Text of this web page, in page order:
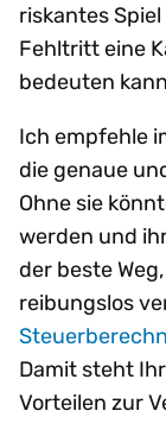
riskantes
Fehltritt eine
bedeuten
Ich empfehle
die genaue
Ohne sie
werden und
der beste
reibungslos
Damit steht
Vorteilen zur